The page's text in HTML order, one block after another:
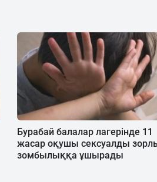
Бурабай балалар лагерінде 11
жасар оқушы сексуалды
зомбылыққа ұшырады